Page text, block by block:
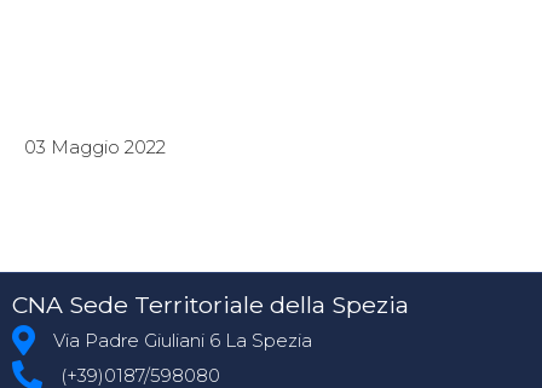
03 Maggio 2022
CNA Sede Territoriale della Spezia
Via Padre Giuliani 6 La Spezia
(+39)0187/598080